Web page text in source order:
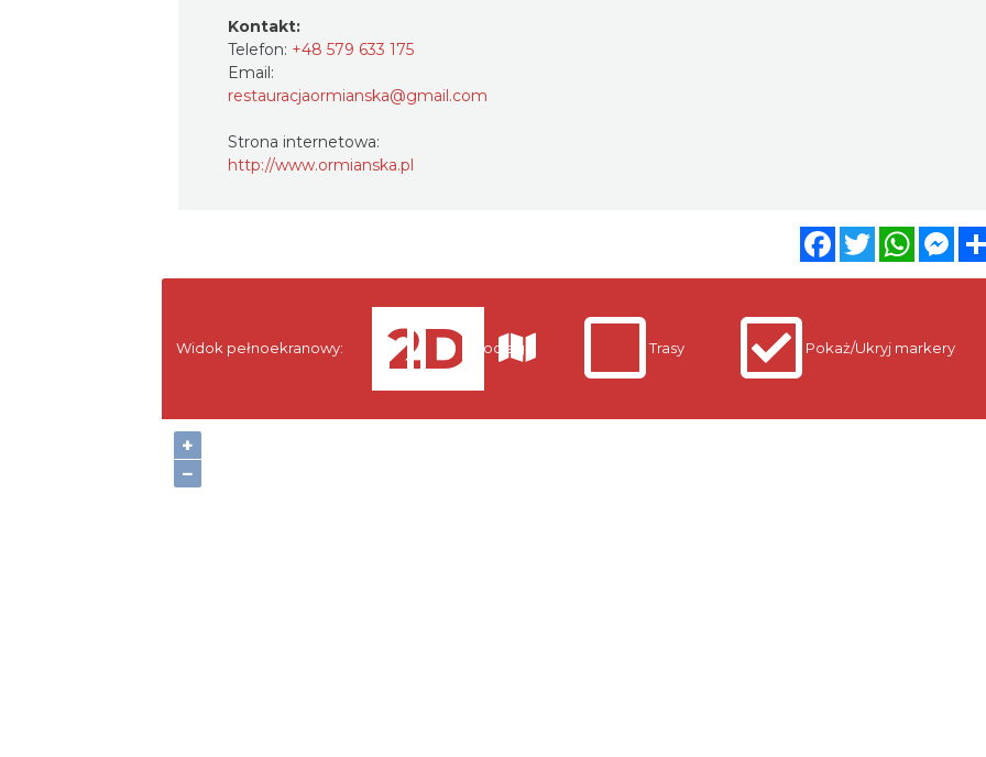
Kontakt:
Telefon: +48 579 633 175
Email:
restauracjaormianska@gmail.com
Strona internetowa:
http://www.ormianska.pl
FacebookTwitter
+
−
Widok pełnoekranowy: Noclegi Trasy Pokaż/Ukryj markery